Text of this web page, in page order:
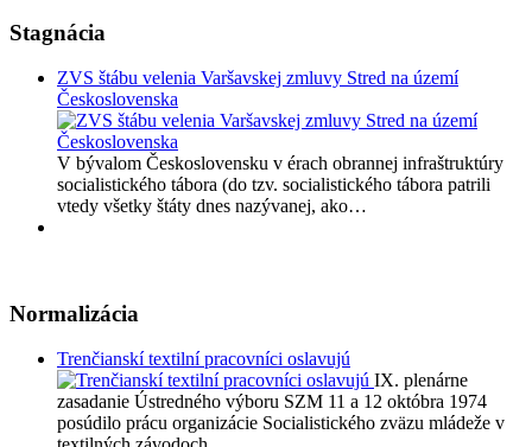
Stagnácia
ZVS štábu velenia Varšavskej zmluvy Stred na území
Československa
V bývalom Československu v érach obrannej infraštruktúry
socialistického tábora (do tzv. socialistického tábora patrili
vtedy všetky štáty dnes nazývanej, ako…
Normalizácia
Trenčianskí textilní pracovníci oslavujú
IX. plenárne
zasadanie Ústredného výboru SZM 11 a 12 októbra 1974
posúdilo prácu organizácie Socialistického zväzu mládeže v